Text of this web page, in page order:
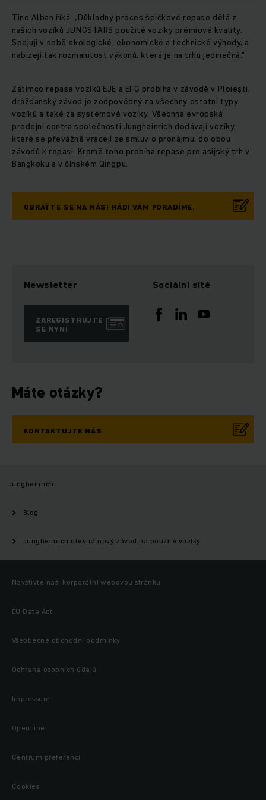
Tino Alban říká: „Důkladný proces špičkové repase dělá z
našich vozíků JUNGSTARS použité vozíky prémiové kvality.
Spojují v sobě ekologické, ekonomické a technické výhody, a
nabízejí tak rozmanitost výkonů, která je na trhu jedinečná."
Zatímco repase vozíků EJE a EFG probíhá v závodě v Ploiești,
drážďanský závod je zodpovědný za všechny ostatní typy
vozíků a také za systémové vozíky. Všechna evropská
prodejní centra společnosti Jungheinrich dodávají vozíky,
které se převážně vracejí ze smluv o pronájmu, do obou
závodů k repasi. Kromě toho probíhá repase pro asijský trh v
Bangkoku a v čínském Qingpu.
OBRAŤTE SE NA NÁS! RÁDI VÁM PORADÍME.
Newsletter
ZAREGISTRUJTE
SE NYNÍ
Sociální sítě
Máte otázky?
KONTAKTUJTE NÁS
Jungheinrich
Blog
Jungheinrich otevírá nový závod na použité vozíky
Navštivte naši korporátní webovou stránku
EU Data Act
Všeobecné obchodní podmínky
Ochrana osobních údajů
Impressum
OpenLine
Centrum preferencí
Cookies